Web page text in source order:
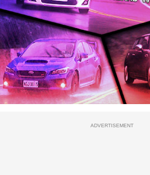
ADVERTISEMENT